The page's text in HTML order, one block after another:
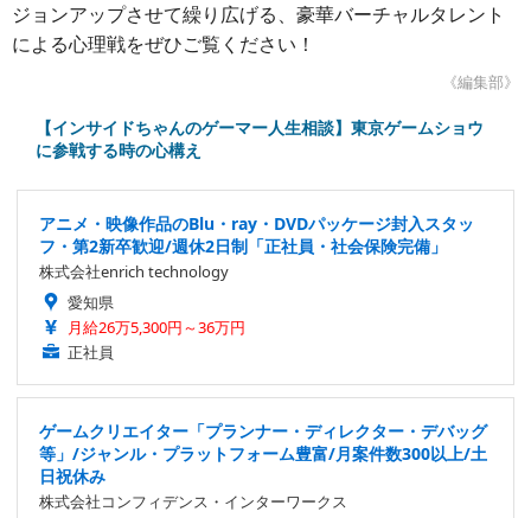
ジョンアップさせて繰り広げる、豪華バーチャルタレント
による心理戦をぜひご覧ください！
《編集部》
【インサイドちゃんのゲーマー人生相談】東京ゲームショウ
に参戦する時の心構え
アニメ・映像作品のBlu・ray・DVDパッケージ封入スタッ
フ・第2新卒歓迎/週休2日制「正社員・社会保険完備」
株式会社enrich technology
愛知県
月給26万5,300円～36万円
正社員
ゲームクリエイター「プランナー・ディレクター・デバッグ
等」/ジャンル・プラットフォーム豊富/月案件数300以上/土
日祝休み
株式会社コンフィデンス・インターワークス